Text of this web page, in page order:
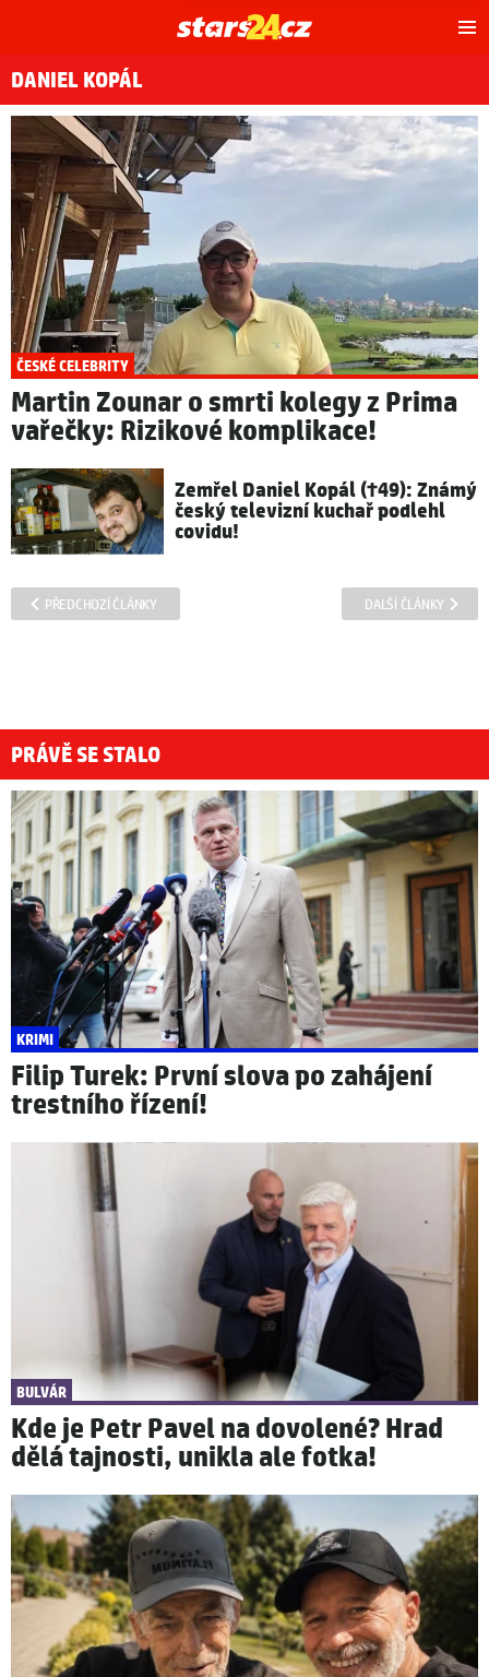
DANIEL KOPÁL
ČESKÉ CELEBRITY
Martin Zounar o smrti kolegy z Prima
vařečky: Rizikové komplikace!
Zemřel Daniel Kopál (†49): Známý
český televizní kuchař podlehl
covidu!
PŘEDCHOZÍ ČLÁNKY DALŠÍ ČLÁNKY
PRÁVĚ SE STALO
KRIMI
Filip Turek: První slova po zahájení
trestního řízení!
BULVÁR
Kde je Petr Pavel na dovolené? Hrad
dělá tajnosti, unikla ale fotka!